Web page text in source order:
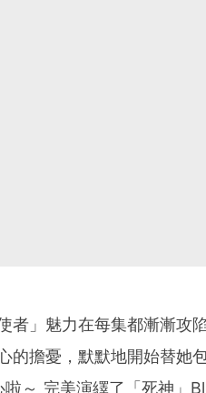
者」魅力在每集都漸漸攻
的擔憂，默默地開始替她
～ 完美演繹了「死神」